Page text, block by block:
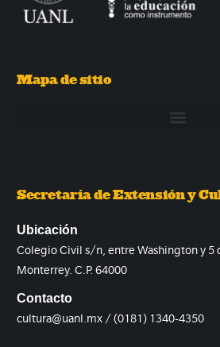
Mapa de sitio
Secretaría de Extensión y
Ubicación
Colegio Civil s/n, entre Washington y 5
Monterrey. C.P. 64000
Contacto
cultura@uanl.mx / (0181) 1340-4350